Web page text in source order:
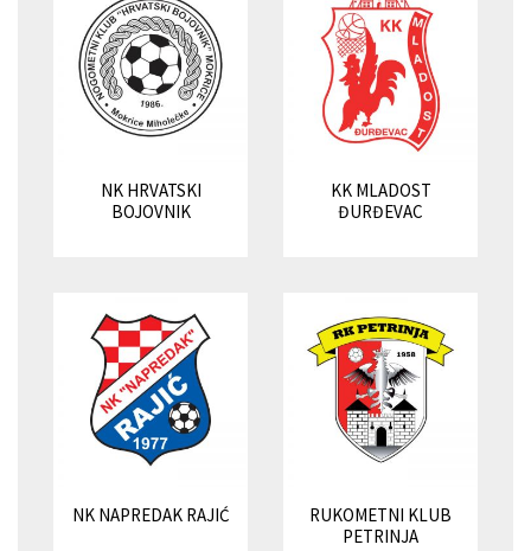
NK HRVATSKI
BOJOVNIK
KK MLADOST
ĐURĐEVAC
NK NAPREDAK RAJIĆ
RUKOMETNI KLUB
PETRINJA